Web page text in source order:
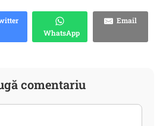
WhatsApp
Email
comentariu